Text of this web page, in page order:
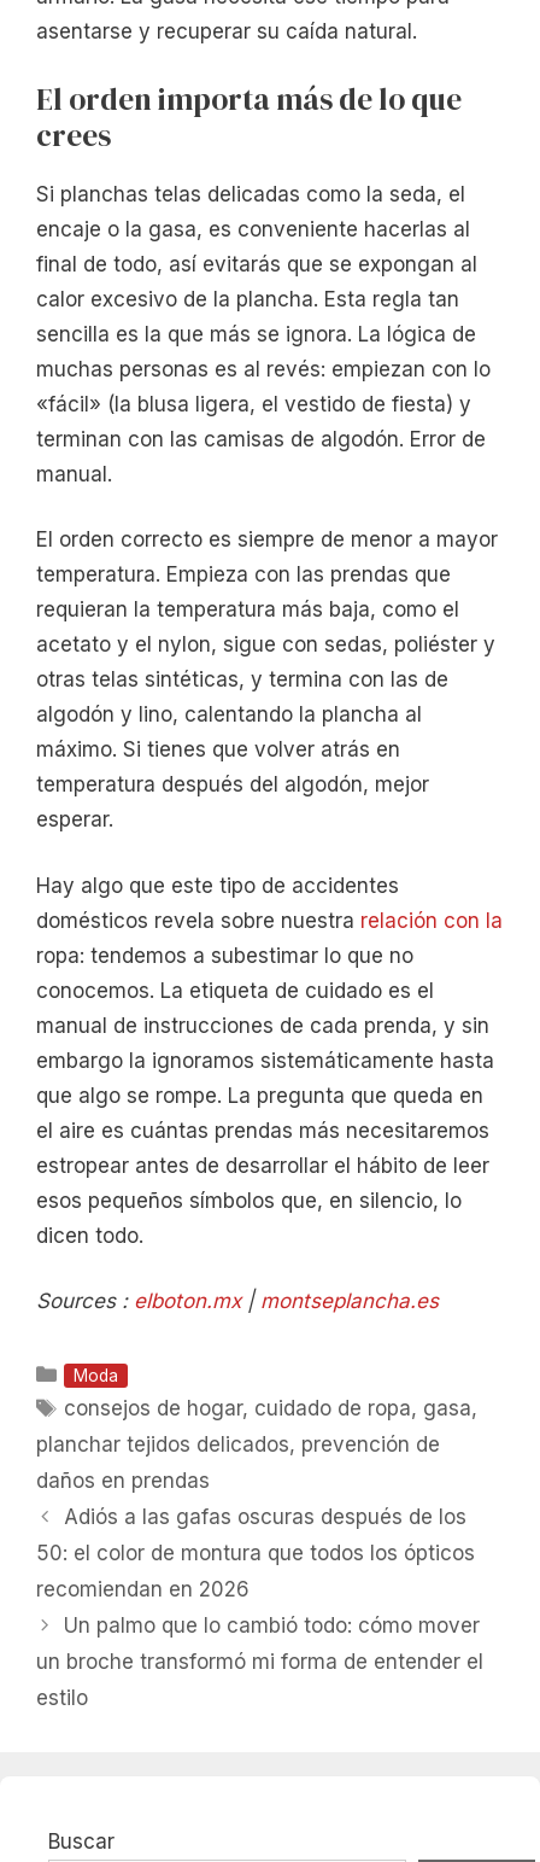
asentarse y recuperar su caída natural.
El orden importa más de lo que
crees
Si planchas telas delicadas como la seda, el
encaje o la gasa, es conveniente hacerlas al
final de todo, así evitarás que se expongan al
calor excesivo de la plancha. Esta regla tan
sencilla es la que más se ignora. La lógica de
muchas personas es al revés: empiezan con lo
«fácil» (la blusa ligera, el vestido de fiesta) y
terminan con las camisas de algodón. Error de
manual.
El orden correcto es siempre de menor a mayor
temperatura. Empieza con las prendas que
requieran la temperatura más baja, como el
acetato y el nylon, sigue con sedas, poliéster y
otras telas sintéticas, y termina con las de
algodón y lino, calentando la plancha al
máximo. Si tienes que volver atrás en
temperatura después del algodón, mejor
esperar.
Hay algo que este tipo de accidentes
domésticos revela sobre nuestra relación con la
ropa: tendemos a subestimar lo que no
conocemos. La etiqueta de cuidado es el
manual de instrucciones de cada prenda, y sin
embargo la ignoramos sistemáticamente hasta
que algo se rompe. La pregunta que queda en
el aire es cuántas prendas más necesitaremos
estropear antes de desarrollar el hábito de leer
esos pequeños símbolos que, en silencio, lo
dicen todo.
Sources : elboton.mx| montseplancha.es
Categorías
Moda
Etiquetas
consejos de hogar, cuidado de ropa, gasa,
planchar tejidos delicados, prevención de
daños en prendas
Adiós a las gafas oscuras después de los
50: el color de montura que todos los ópticos
recomiendan en 2026
Un palmo que lo cambió todo: cómo mover
un broche transformó mi forma de entender el
estilo
Buscar